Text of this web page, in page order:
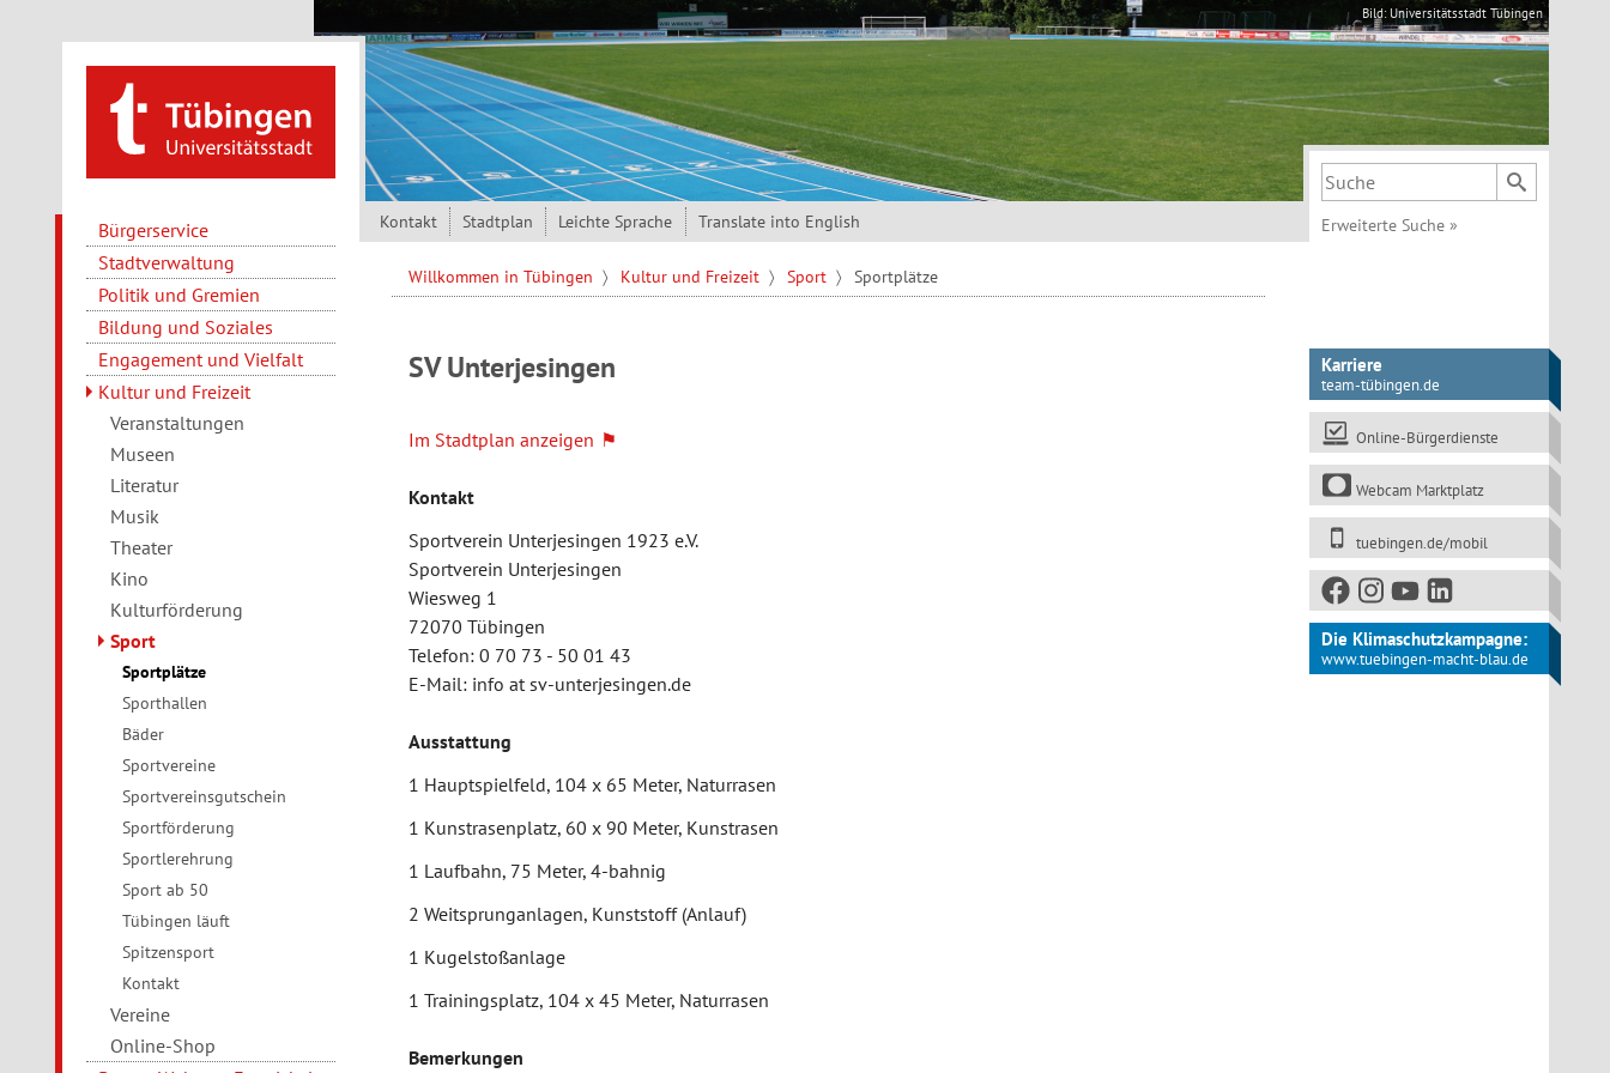
Bürgerservice
Stadtverwaltung
Politik und Gremien
Bildung und Soziales
Engagement und Vielfalt
Kultur und Freizeit
Veranstaltungen
Museen
Literatur
Musik
Theater
Kino
Kulturförderung
Sport
Sportplätze
Sporthallen
Bäder
Sportvereine
Sportvereinsgutschein
Sportförderung
Sportlerehrung
Sport ab 50
Tübingen läuft
Spitzensport
Kontakt
Vereine
Online-Shop
Bild: Universitätsstadt Tübingen
Suchbegriff
Erweiterte Suche »
Kontakt Stadtplan Leichte Sprache Translate into English
Willkommen in Tübingen Kultur und Freizeit Sport Sportplätze
SV Unterjesingen
Im Stadtplan anzeigen
Kontakt
Sportverein Unterjesingen 1923 e.V.
Sportverein Unterjesingen
Wiesweg 1
72070 Tübingen
Telefon: 0 70 73 - 50 01 43
E-Mail: info at sv-unterjesingen.de
Ausstattung
1 Hauptspielfeld, 104 x 65 Meter, Naturrasen
1 Kunstrasenplatz, 60 x 90 Meter, Kunstrasen
1 Laufbahn, 75 Meter, 4-bahnig
2 Weitsprunganlagen, Kunststoff (Anlauf)
1 Kugelstoßanlage
1 Trainingsplatz, 104 x 45 Meter, Naturrasen
Bemerkungen
Karriere
team-tübingen.de
Online-Bürgerdienste
Webcam Marktplatz
tuebingen.de/mobil
Die Klimaschutzkampagne:
www.tuebingen-macht-blau.de